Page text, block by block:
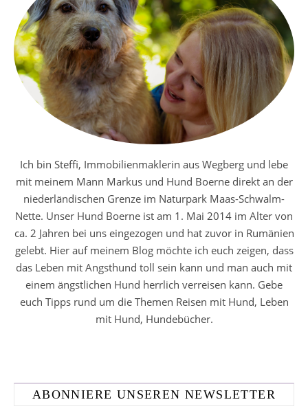
Ich bin Steffi, Immobilienmaklerin aus Wegberg und lebe
mit meinem Mann Markus und Hund Boerne direkt an der
niederländischen Grenze im Naturpark Maas-Schwalm-
Nette. Unser Hund Boerne ist am 1. Mai 2014 im Alter von
ca. 2 Jahren bei uns eingezogen und hat zuvor in Rumänien
gelebt. Hier auf meinem Blog möchte ich euch zeigen, dass
das Leben mit Angsthund toll sein kann und man auch mit
einem ängstlichen Hund herrlich verreisen kann. Gebe
euch Tipps rund um die Themen Reisen mit Hund, Leben
mit Hund, Hundebücher.
ABONNIERE UNSEREN NEWSLETTER